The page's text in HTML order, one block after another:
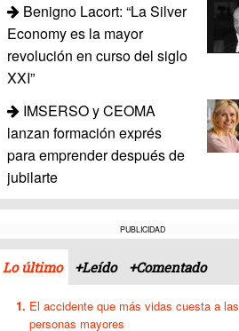
Benigno Lacort: “La Silver
Economy es la mayor
revolución en curso del siglo
XXI”
IMSERSO y CEOMA
lanzan formación exprés
para emprender después de
jubilarte
PUBLICIDAD
Lo último +Leído +Comentado
El accidente que más vidas cuesta a las
personas mayores